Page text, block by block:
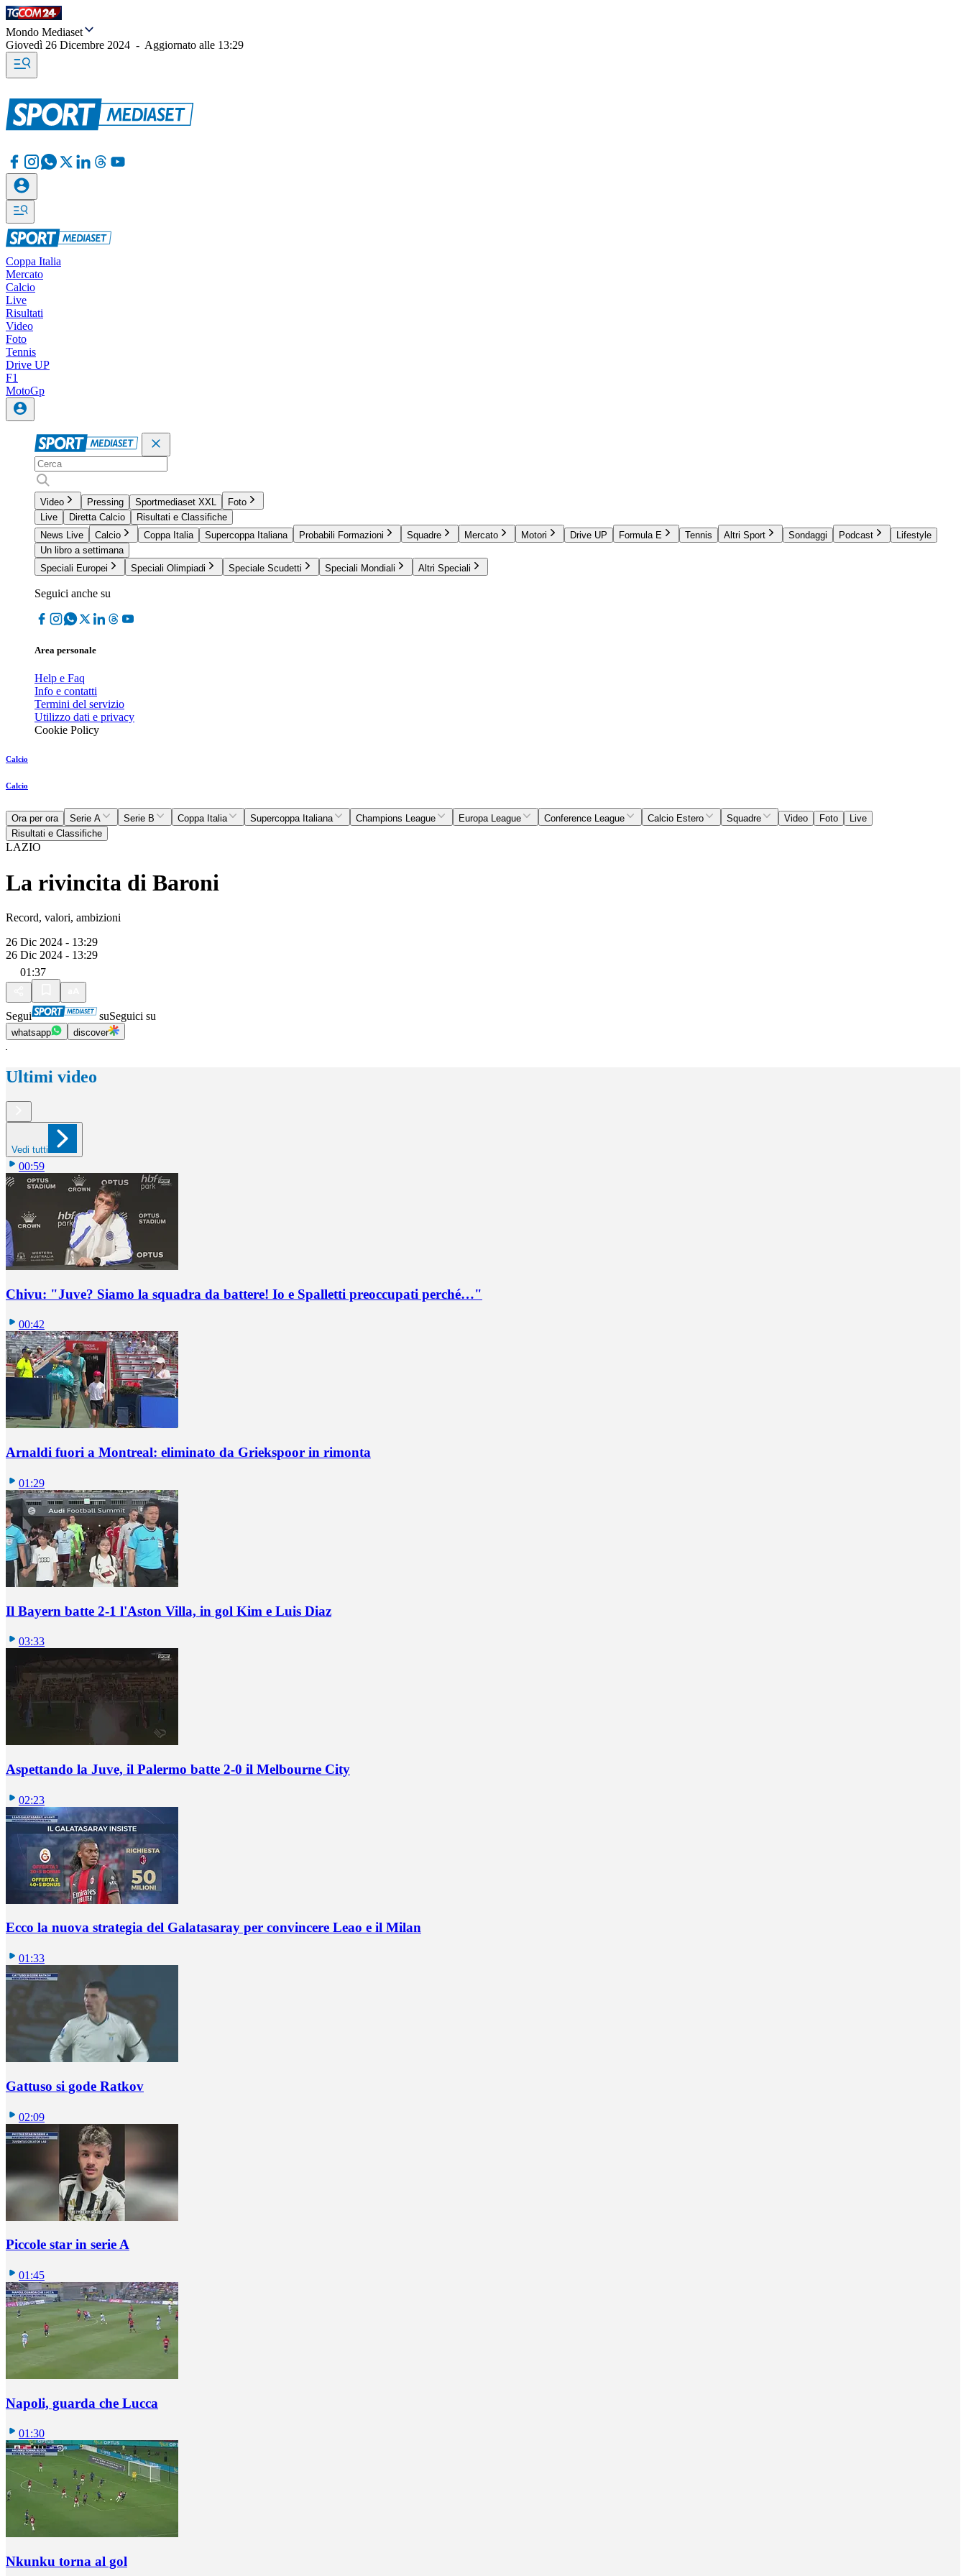
Mondo Mediaset
Giovedì 26 Dicembre 2024 - Aggiornato alle 13:29
Coppa Italia
Mercato
Calcio
Live
Risultati
Video
Foto
Tennis
Drive UP
F1
MotoGp
Video Pressing Sportmediaset XXL
Foto
Live
Diretta Calcio
Risultati e Classifiche
News Live
Calcio Coppa Italia Supercoppa Italiana Probabili Formazioni Squadre Mercato Motori Drive UP Formula E Tennis Altri Sport Sondaggi Podcast
Lifestyle
Un libro a settimana
Speciali Europei
Speciali Olimpiadi Speciale Scudetti Speciali Mondiali Altri Speciali
Seguici anche su
Area personale
Help e Faq
Info e contatti
Termini del servizio
Utilizzo dati e privacy
Cookie Policy
Calcio
Calcio
Ora per ora Serie A Serie B Coppa Italia Supercoppa Italiana Champions League Europa League Conference League Calcio Estero Squadre Video Foto
Live
Risultati e Classifiche
LAZIO
La rivincita di Baroni
Record, valori, ambizioni
26 Dic 2024 - 13:29
26 Dic 2024 - 13:29
01:37
Segui suSeguici su
whatsapp discover
Ultimi video
Vedi tutti
00:59
Chivu: "Juve? Siamo la squadra da battere! Io e Spalletti preoccupati perché…"
00:42
Arnaldi fuori a Montreal: eliminato da Griekspoor in rimonta
01:29
Il Bayern batte 2-1 l'Aston Villa, in gol Kim e Luis Diaz
03:33
Aspettando la Juve, il Palermo batte 2-0 il Melbourne City
02:23
Ecco la nuova strategia del Galatasaray per convincere Leao e il Milan
01:33
Gattuso si gode Ratkov
02:09
Piccole star in serie A
01:45
Napoli, guarda che Lucca
01:30
Nkunku torna al gol